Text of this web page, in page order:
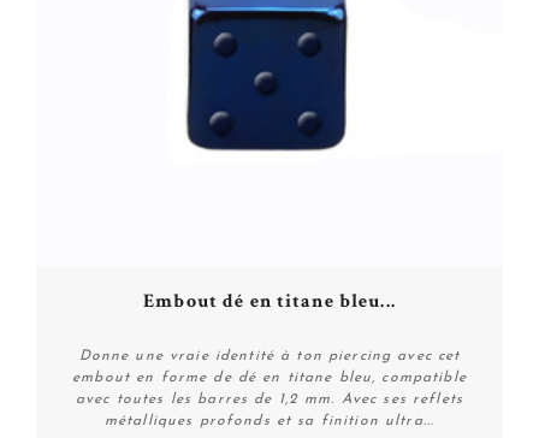
Embout dé en titane bleu...
Donne une vraie identité à ton piercing avec cet
embout en forme de dé en titane bleu, compatible
avec toutes les barres de 1,2 mm. Avec ses reflets
métalliques profonds et sa finition ultra...